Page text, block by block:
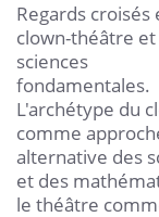
Regards croisés
clown-théâtre et
sciences
fondamentales.
L'archétype du
comme
alternative des
et des
le théâtre